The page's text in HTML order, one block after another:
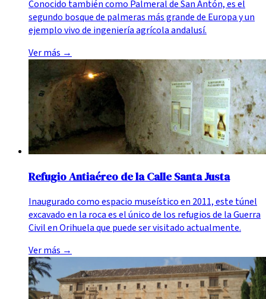
Conocido también como Palmeral de San Antón, es el
segundo bosque de palmeras más grande de Europa y un
ejemplo vivo de ingeniería agrícola andalusí.
Ver más →
Refugio Antiaéreo de la Calle Santa Justa
Inaugurado como espacio museístico en 2011, este túnel
excavado en la roca es el único de los refugios de la Guerra
Civil en Orihuela que puede ser visitado actualmente.
Ver más →